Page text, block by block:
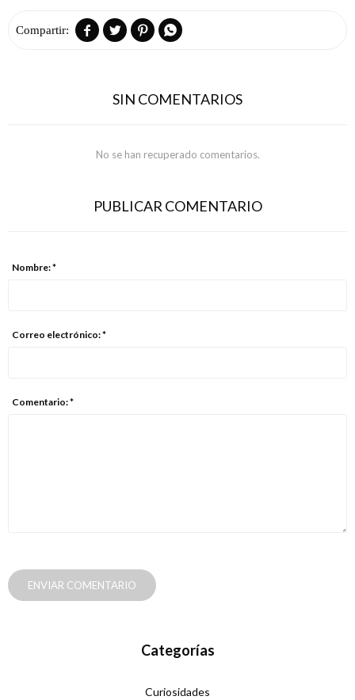
   
SIN COMENTARIOS
No se han recuperado comentarios.
PUBLICAR COMENTARIO
Nombre: *
Correo electrónico: *
Comentario: *
ENVIAR COMENTARIO
Categorías
Curiosidades